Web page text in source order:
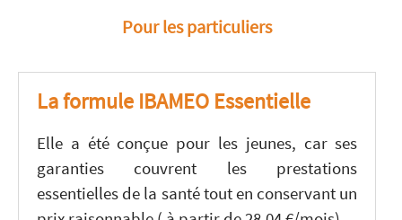
Pour les particuliers
La formule IBAMEO Essentielle
Elle a été conçue pour les jeunes, car ses
garanties couvrent les prestations
essentielles de la santé tout en conservant un